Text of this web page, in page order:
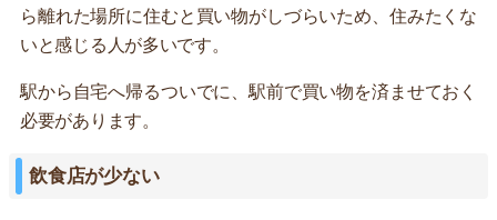
ら離れた場所に住むと買い物がしづらいため、住みたくな
いと感じる人が多いです。
駅から自宅へ帰るついでに、駅前で買い物を済ませておく
必要があります。
飲食店が少ない